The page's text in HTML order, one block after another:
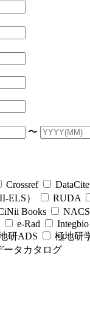
〜
Crossref DataCite
ELS）
RUDA
Books
e-Rad Integbio
研ADS
極地研
ータカタログ